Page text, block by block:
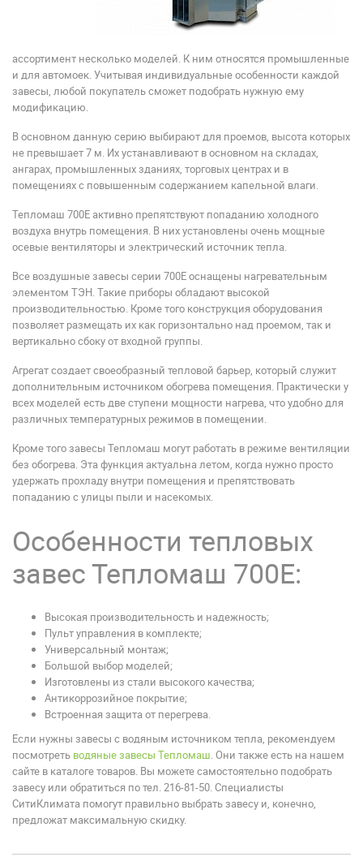
ассортимент несколько моделей. К ним относятся промышленные
и для автомоек. Учитывая индивидуальные особенности каждой
завесы, любой покупатель сможет подобрать нужную ему
модификацию.
В основном данную серию выбирают для проемов, высота которых
не превышает 7 м. Их устанавливают в основном на складах,
ангарах, промышленных зданиях, торговых центрах и в
помещениях с повышенным содержанием капельной влаги.
Тепломаш 700Е активно препятствуют попаданию холодного
воздуха внутрь помещения. В них установлены очень мощные
осевые вентиляторы и электрический источник тепла.
Все воздушные завесы серии 700Е оснащены нагревательным
элементом ТЭН. Такие приборы обладают высокой
производительностью. Кроме того конструкция оборудования
позволяет размещать их как горизонтально над проемом, так и
вертикально сбоку от входной группы.
Агрегат создает своеобразный тепловой барьер, который служит
дополнительным источником обогрева помещения. Практически у
всех моделей есть две ступени мощности нагрева, что удобно для
различных температурных режимов в помещении.
Кроме того завесы Тепломаш могут работать в режиме вентиляции
без обогрева. Эта функция актуальна летом, когда нужно просто
удержать прохладу внутри помещения и препятствовать
попаданию с улицы пыли и насекомых.
Особенности тепловых
завес Тепломаш 700Е:
Высокая производительность и надежность;
Пульт управления в комплекте;
Универсальный монтаж;
Большой выбор моделей;
Изготовлены из стали высокого качества;
Антикоррозийное покрытие;
Встроенная защита от перегрева.
Если нужны завесы с водяным источником тепла, рекомендуем
посмотреть водяные завесы Тепломаш. Они также есть на нашем
сайте в каталоге товаров. Вы можете самостоятельно подобрать
завесу или обратиться по тел. 216-81-50. Специалисты
СитиКлимата помогут правильно выбрать завесу и, конечно,
предложат максимальную скидку.